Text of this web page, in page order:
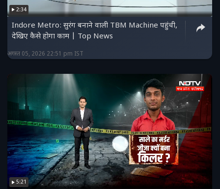
2:34
Indore Metro: सुरंग बनाने वाली TBM Machine पहुंची,
देखिए कैसे होगा काम | Top News
अगस्त 05, 2026 22:51 pm IST
5:21